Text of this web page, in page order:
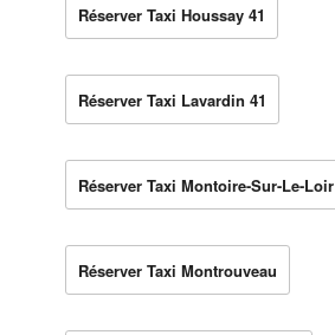
Réserver Taxi Houssay 41
Réserver Taxi Lavardin 41
Réserver Taxi Montoire-Sur-Le-Loir
Réserver Taxi Montrouveau